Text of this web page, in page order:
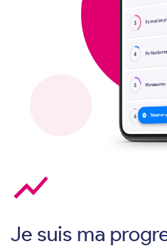
show_chart
Je suis ma